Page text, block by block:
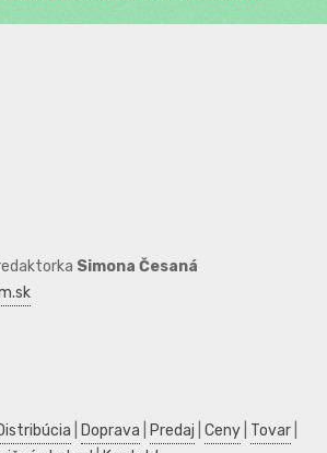
Simona Česaná
Doprava Predaj Ceny Tovar